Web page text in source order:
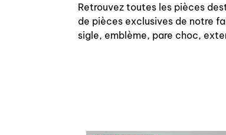
Retrouvez toutes les pièces
de pièces exclusives de notre
sigle, emblème, pare choc,